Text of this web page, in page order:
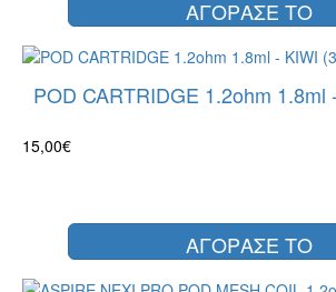
ΑΓΟΡΑΣΕ ΤΟ
POD CARTRIDGE 1.2ohm 1.8ml
15,00€
ΑΓΟΡΑΣΕ ΤΟ